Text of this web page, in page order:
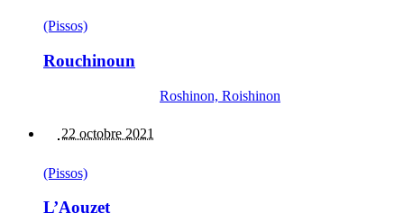
(Pissos)
Rouchinoun
Roshinon, Roishinon
22 octobre 2021
(Pissos)
L’Aouzet